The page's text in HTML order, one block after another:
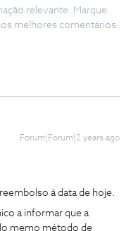
relevante. Marque
melhores comentários.
Forum|Forum|2 years ago
à data de hoje.
a informar que a
memo método de